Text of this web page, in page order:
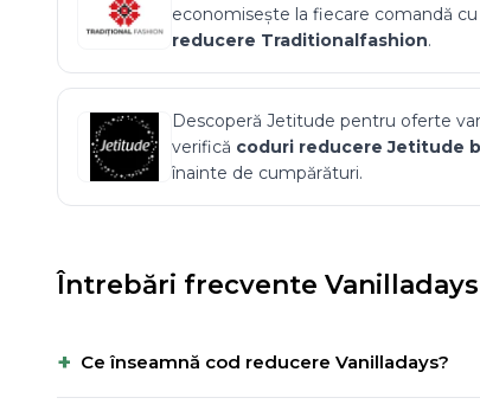
economisește la fiecare comandă cu
reducere Traditionalfashion.
Descoperă Jetitude pentru oferte
verifică coduri reducereJetitude
înainte de cumpărături.
Întrebări frecvente Vanilladays
+ Ce înseamnă cod reducere Vanilladays?